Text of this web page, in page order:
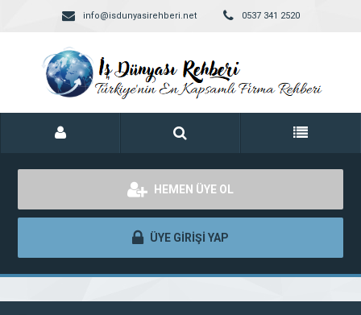
info@isdunyasirehberi.net 0537 341 2520
HEMEN ÜYE OL
ÜYE GİRİŞİ YAP